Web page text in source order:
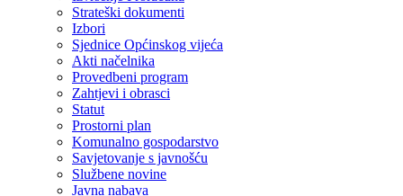
Strateški dokumenti
Izbori
Sjednice Općinskog vijeća
Akti načelnika
Provedbeni program
Zahtjevi i obrasci
Statut
Prostorni plan
Komunalno gospodarstvo
Savjetovanje s javnošću
Službene novine
Javna nabava